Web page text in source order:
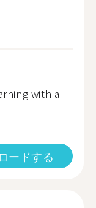
with a
ードする